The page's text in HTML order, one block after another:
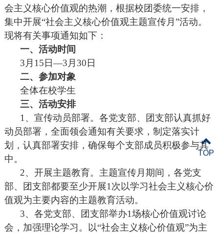
会主义核心价值观的热潮，根据校团委统一安排，
集中开展“社会主义核心价值观主题宣传月”活动。
现将有关事项通知如下：
一、活动时间
3 月 15日—3 月 30日
二、参加对象
全体在校学生
三、活动安排
1 、宣传动员部署。各党支部、团支部认真抓好
动员部署，全面领会通知有关要求，制定落实计
划，认真部署安排，确保每个支部成员积极参与其
中。
2、开展主题教育。主题宣传月期间，各党支
部、团支部都要至少开展1 次以学习社会主义核心价
值观为主要内容的主题教育活动。
3、各党支部、团支部举办1场核心价值观讨论
会，加强理论学习。以“社会主义核心价值观”为主
TOP